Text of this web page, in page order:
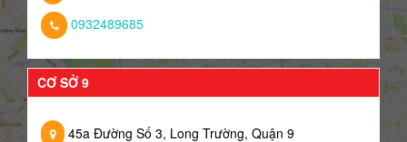
0932489685
CƠ SỞ 9
45a Đường Số 3, Long Trường, Quận 9